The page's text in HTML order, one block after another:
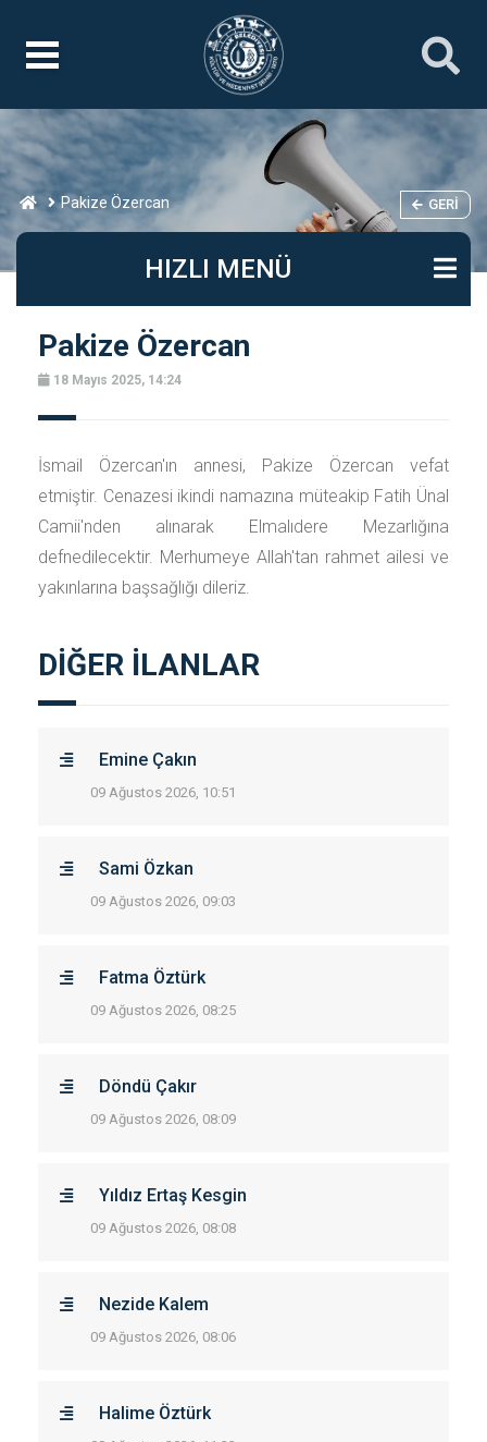
Pakize Özercan GERI
HIZLI MENÜ
Pakize Özercan
18 Mayıs 2025, 14:24
İsmail Özercan'ın annesi, Pakize Özercan vefat
etmiştir. Cenazesi ikindi namazına müteakip Fatih Ünal
Camii'nden alınarak Elmalıdere Mezarlığına
defnedilecektir. Merhumeye Allah'tan rahmet ailesi ve
yakınlarına başsağlığı dileriz.
DİĞER İLANLAR
Emine Çakın
09 Ağustos 2026, 10:51
Sami Özkan
09 Ağustos 2026, 09:03
Fatma Öztürk
09 Ağustos 2026, 08:25
Döndü Çakır
09 Ağustos 2026, 08:09
Yıldız Ertaş Kesgin
09 Ağustos 2026, 08:08
Nezide Kalem
09 Ağustos 2026, 08:06
Halime Öztürk